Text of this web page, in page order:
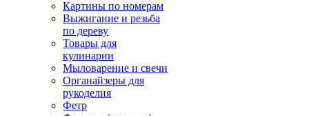
Картины по номерам
Выжигание и резьба
по дереву
Товары для
кулинарии
Мыловарение и свечи
Органайзеры для
рукоделия
Фетр